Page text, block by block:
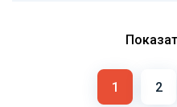
1 2